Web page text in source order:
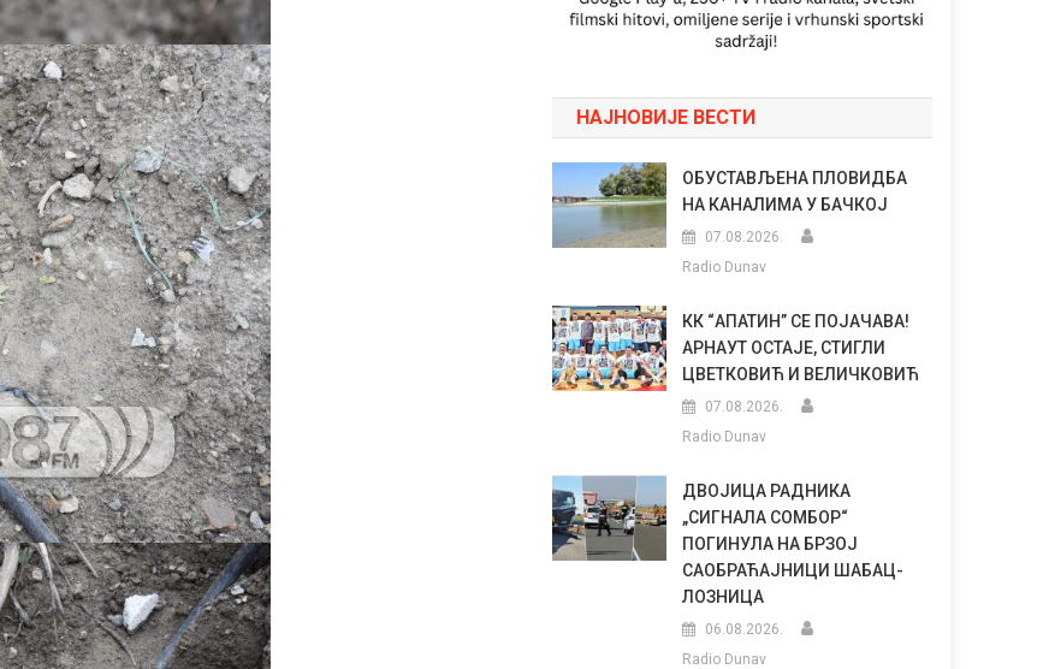
НАЈНОВИЈЕ ВЕСТИ
ОБУСТАВЉЕНА ПЛОВИДБА
НА КАНАЛИМА У БАЧКОЈ
07.08.2026.
Radio Dunav
КК “АПАТИН” СЕ ПОЈАЧАВА!
АРНАУТ ОСТАЈЕ, СТИГЛИ
ЦВЕТКОВИЋ И ВЕЛИЧКОВИЋ
07.08.2026.
Radio Dunav
ДВОЈИЦА РАДНИКА
„СИГНАЛА СОМБОР“
ПОГИНУЛА НА БРЗОЈ
САОБРАЋАЈНИЦИ ШАБАЦ-
ЛОЗНИЦА
06.08.2026.
Radio Dunav